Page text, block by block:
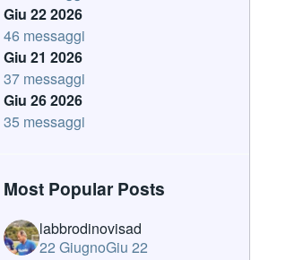
Giu 22 2026
46 messaggi
Giu 21 2026
37 messaggi
Giu 26 2026
35 messaggi
Most Popular Posts
labbrodinovisad
22 GiugnoGiu 22